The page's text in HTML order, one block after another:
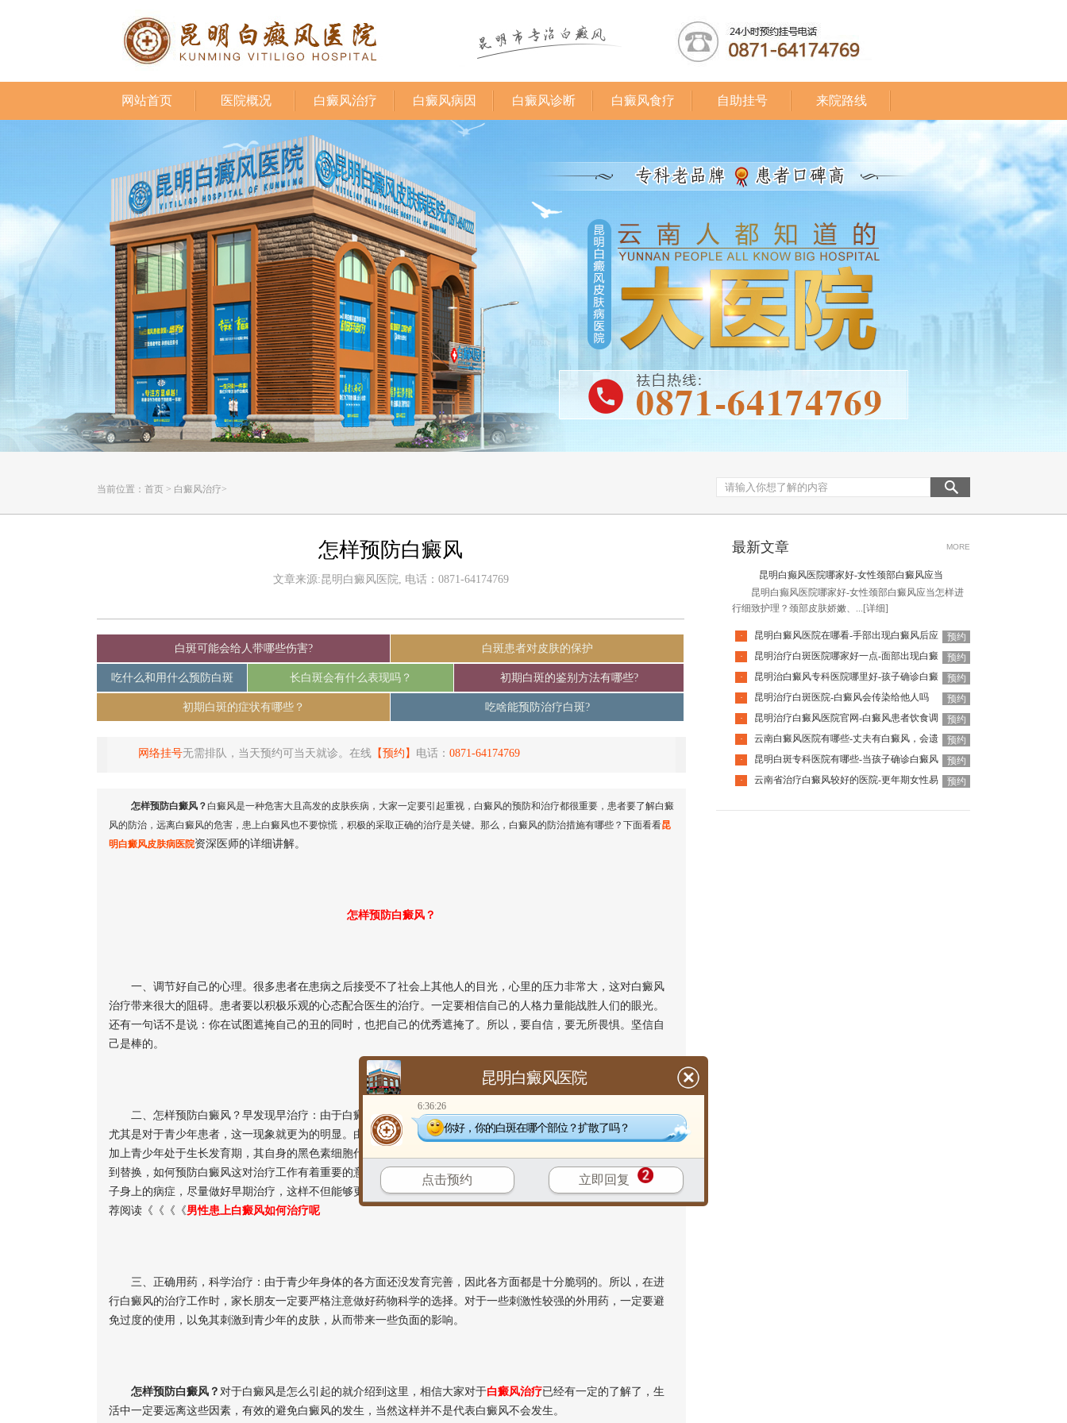
网站首页 医院概况 白癜风治疗 白癜风病因 白癜风诊断 白癜风食疗 自助挂号 来院路线
当前位置： 首页 > 白癜风治疗>
怎样预防白癜风
文章来源:昆明白癜风医院, 电话：0871-64174769
白斑可能会给人带哪些伤害? 白斑患者对皮肤的保护
吃什么和用什么预防白斑 长白斑会有什么表现吗？ 初期白斑的鉴别方法有哪些?
初期白斑的症状有哪些？ 吃啥能预防治疗白斑?
网络挂号无需排队，当天预约可当天就诊。在线 【预约】 电话： 0871-64174769
怎样预防白癜风？ 白癜风是一种危害大且高发的皮肤疾病，大家一定要引起重视，白癜风的预防和治疗都很重要，患者要了解白癜
风的防治，远离白癜风的危害，患上白癜风也不要惊慌，积极的采取正确的治疗是关键。那么，白癜风的防治措施有哪些？下面看看昆
明白癜风皮肤病医院资深医师的详细讲解。
怎样预防白癜风？
一、调节好自己的心理。很多患者在患病之后接受不了社会上其他人的目光，心里的压力非常大，这对白癜风
治疗带来很大的阻碍。患者要以积极乐观的心态配合医生的治疗。一定要相信自己的人格力量能战胜人们的眼光。
还有一句话不是说：你在试图遮掩自己的丑的同时，也把自己的优秀遮掩了。所以，要自信，要无所畏惧。坚信自
己是棒的。
二、怎样预防白癜风？早发现早治疗：由于白癜风病症十分易于扩散，因此，越是拖延，治疗难度就会越大，
尤其是对于青少年患者，这一现象就更为的明显。由于孩子年龄尚小，在白癜风发病初期，其白斑面积也并不大。
加上青少年处于生长发育期，其自身的黑色素细胞代谢较为迅速，及时有部分细胞功能遭到破坏，也能够很容易得
到替换，如何预防白癜风这对治疗工作有着重要的意义。所以，家长朋友一定要密切关注孩子的身体，及时发现孩
子身上的病症，尽量做好早期治疗，这样不但能够更有效的预防病症，而且还能更有效的保证孩子的身体健康。推
荐阅读《《《《男性患上白癜风如何治疗呢
三、正确用药，科学治疗：由于青少年身体的各方面还没发育完善，因此各方面都是十分脆弱的。所以，在进
行白癜风的治疗工作时，家长朋友一定要严格注意做好药物科学的选择。对于一些刺激性较强的外用药，一定要避
免过度的使用，以免其刺激到青少年的皮肤，从而带来一些负面的影响。
怎样预防白癜风？ 对于白癜风是怎么引起的就介绍到这里，相信大家对于白癜风治疗已经有一定的了解了，生
活中一定要远离这些因素，有效的避免白癜风的发生，当然这样并不是代表白癜风不会发生。
最新文章 MORE
昆明白癫风医院哪家好-女性颈部白癜风应当
昆明白癫风医院哪家好-女性颈部白癜风应当怎样进
行细致护理？颈部皮肤娇嫩、... [详细]
· 昆明白癜风医院在哪看-手部出现白癜风后应
预约
·
昆明治疗白斑医院哪家好一点-面部出现白癜
预约
·
昆明治白癜风专科医院哪里好-孩子确诊白癜
预约
·
昆明治疗白斑医院-白癜风会传染给他人吗
预约
·
昆明治疗白癜风医院官网-白癜风患者饮食调
预约
·
云南白癜风医院有哪些-丈夫有白癜风，会遗
预约
·
昆明白斑专科医院有哪些-当孩子确诊白癜风
预约
·
云南省治疗白癜风较好的医院-更年期女性易 预约
昆明白癜风医院
6:36:26
你好，你的白斑在哪个部位？扩散了吗？
点击预约 立即回复